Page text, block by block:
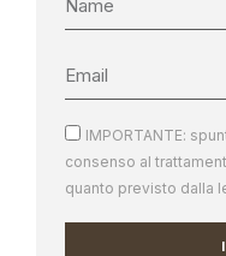
IMPORTANTE:
consenso al
quanto previsto dalla